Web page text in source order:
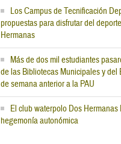
Los Campus de Tecnificación
propuestas para disfrutar del
Hermanas
Más de dos mil estudiantes
de las Bibliotecas Municipales y del
de semana anterior a la PAU
El club waterpolo Dos Hermanas
hegemonía autonómica